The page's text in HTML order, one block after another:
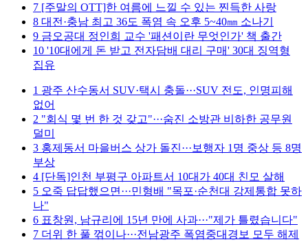
7 [주말의 OTT]한 여름에 느낄 수 있는 찐득한 사랑
8 대전·충남 최고 36도 폭염 속 오후 5~40㎜ 소나기
9 금오공대 정인희 교수 '패션이란 무엇인가' 책 출간
10 '10대에게 돈 받고 전자담배 대리 구매' 30대 징역형
집유
1 광주 산수동서 SUV·택시 충돌···SUV 전도, 인명피해
없어
2 "회식 몇 번 한 것 갖고"···숨진 소방관 비하한 공무원
덜미
3 홍제동서 마을버스 상가 돌진···보행자 1명 중상 등 8명
부상
4 [단독]인천 부평구 아파트서 10대가 40대 친모 살해
5 오죽 답답했으면···민형배 "목포·순천대 강제통합 못하
나"
6 표창원, 남규리에 15년 만에 사과···"제가 틀렸습니다"
7 더위 한 풀 꺾이나···전남광주 폭염중대경보 모두 해제